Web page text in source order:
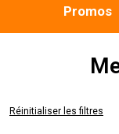
Promos
Réinitialiser les filtres